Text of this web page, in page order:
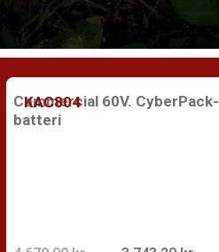
KAC804
Commercial 60V. CyberPack-
batteri